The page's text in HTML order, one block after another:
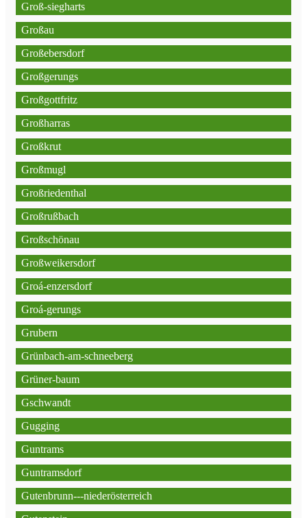
Groß-siegharts
Großau
Großebersdorf
Großgerungs
Großgottfritz
Großharras
Großkrut
Großmugl
Großriedenthal
Großrußbach
Großschönau
Großweikersdorf
Groá-enzersdorf
Groá-gerungs
Grubern
Grünbach-am-schneeberg
Grüner-baum
Gschwandt
Gugging
Guntrams
Guntramsdorf
Gutenbrunn---niederösterreich